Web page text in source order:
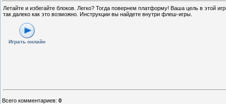
Летайте и избегайте блоков. Легко? Тогда повернем платформу! Ваша цель в этой
так далеко как это возможно. Инструкции вы найдете внутри флеш-игры.
Играть онлайн
Всего комментариев: 0